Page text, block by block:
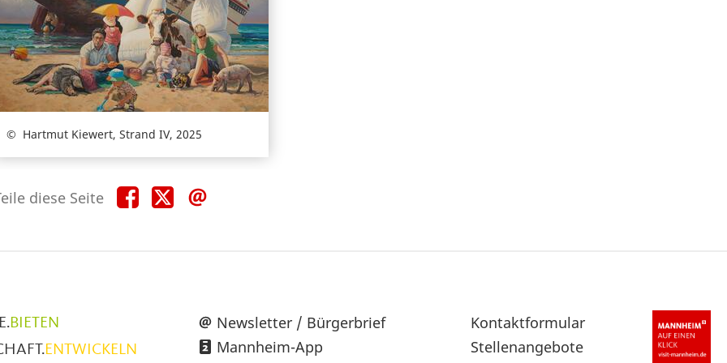
Hartmut Kiewert, Strand IV, 2025
diese Seite Teile
diese
Teile
diese
BIETEN
ENTWICKELN
Newsletter / Bürgerbrief
Mannheim-App
Sekundärnavigation
im
Kontaktformular
Stellenangebote